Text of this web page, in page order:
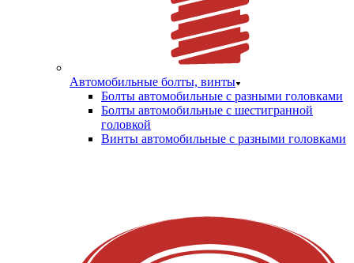
Автомобильные болты, винты
Болты автомобильные с разными головками
Болты автомобильные с шестигранной
головкой
Винты автомобильные с разными головками